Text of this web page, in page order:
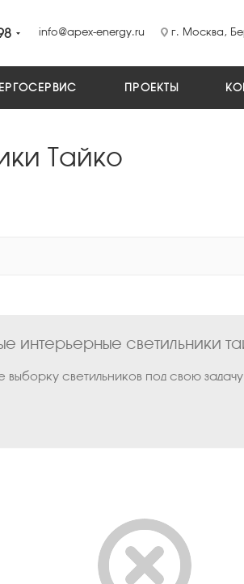
info@apex-energy.ru г. Москва,
ПРОЕКТЫ
Тайко
интерьерные светильники
светильников под свою задачу